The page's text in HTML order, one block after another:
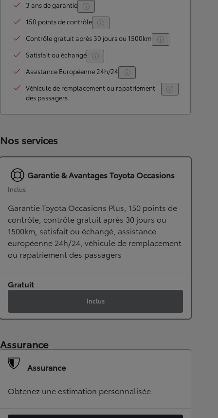
3 ans de garantie
150 points de contrôle
Contrôle gratuit après 30 jours ou 1500km
Satisfait ou échangé
Assistance Européenne 24h/24
Véhicule de remplacement ou rapatriement
des passagers
Nos services
Garantie & Avantages Toyota Occasions
Inclus
Garantie Toyota Occasions Plus, 150 points de
contrôle, contrôle gratuit après 30 jours ou
1500km, satisfait ou échangé, assistance
européenne 24h/24, véhicule de remplacement
ou rapatriement des passagers
Gratuit
Inclus
Assurance
Assurance
Obtenez une estimation personnalisée